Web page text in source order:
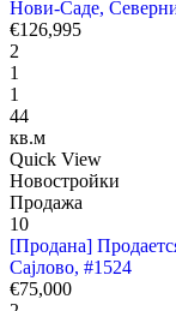
Нови-Саде,
€126,995
2
1
1
44
кв.м
Quick View
Новостройки
Продажа
10
[Продана]
Сајлово, #1524
€75,000